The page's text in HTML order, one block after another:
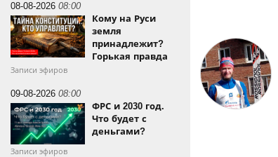
08-08-2026 08:00
Кому на Руси
земля
принадлежит?
Горькая правда
Записи эфиров
09-08-2026 08:00
ФРС и 2030 год.
Что будет с
деньгами?
Записи эфиров